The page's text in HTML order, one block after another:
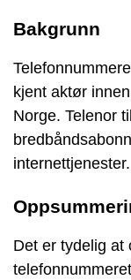
Bakgrunn
kjent aktør
Norge. Telenor
internettjenester.
Det er tydelig at